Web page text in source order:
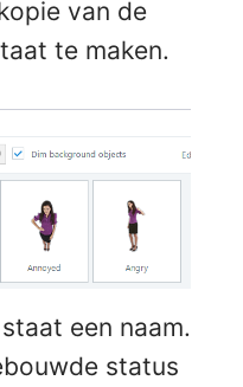
van de
te maken.
een naam.
status